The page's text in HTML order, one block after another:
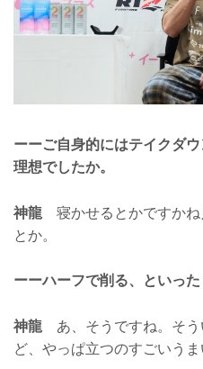
ーーご自身的にはテイクダ
理想でしたか。
神龍 寝かせるとかですかね
とか。
ーーハーフで削る、といった
神龍 あ、そうですね。そう
ど、やっぱ立つのすごいう